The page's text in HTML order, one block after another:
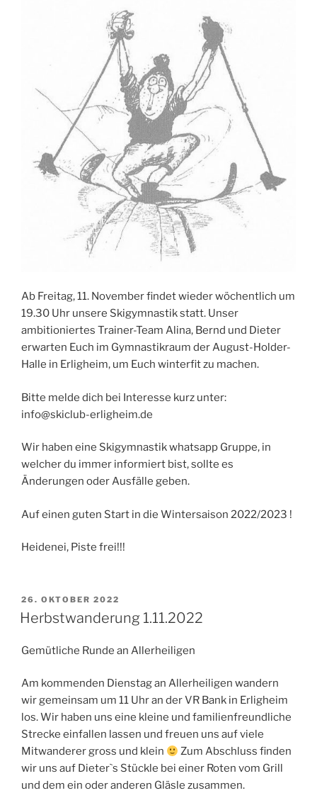
Ab Freitag, 11. November findet wieder wöchentlich um
19.30 Uhr unsere Skigymnastik statt. Unser
ambitioniertes Trainer-Team Alina, Bernd und Dieter
erwarten Euch im Gymnastikraum der August-Holder-
Halle in Erligheim, um Euch winterfit zu machen.
Bitte melde dich bei Interesse kurz unter:
info@skiclub-erligheim.de
Wir haben eine Skigymnastik whatsapp Gruppe, in
welcher du immer informiert bist, sollte es
Änderungen oder Ausfälle geben.
Auf einen guten Start in die Wintersaison 2022/2023 !
Heidenei, Piste frei!!!
VERÖFFENTLICHT
AM
26. OKTOBER 2022
Herbstwanderung 1.11.2022
Gemütliche Runde an Allerheiligen
Am kommenden Dienstag an Allerheiligen wandern
wir gemeinsam um 11 Uhr an der VR Bank in Erligheim
los. Wir haben uns eine kleine und familienfreundliche
Strecke einfallen lassen und freuen uns auf viele
Mitwanderer gross und klein
Zum Abschluss finden
wir uns auf Dieter`s Stückle bei einer Roten vom Grill
und dem ein oder anderen Gläsle zusammen.